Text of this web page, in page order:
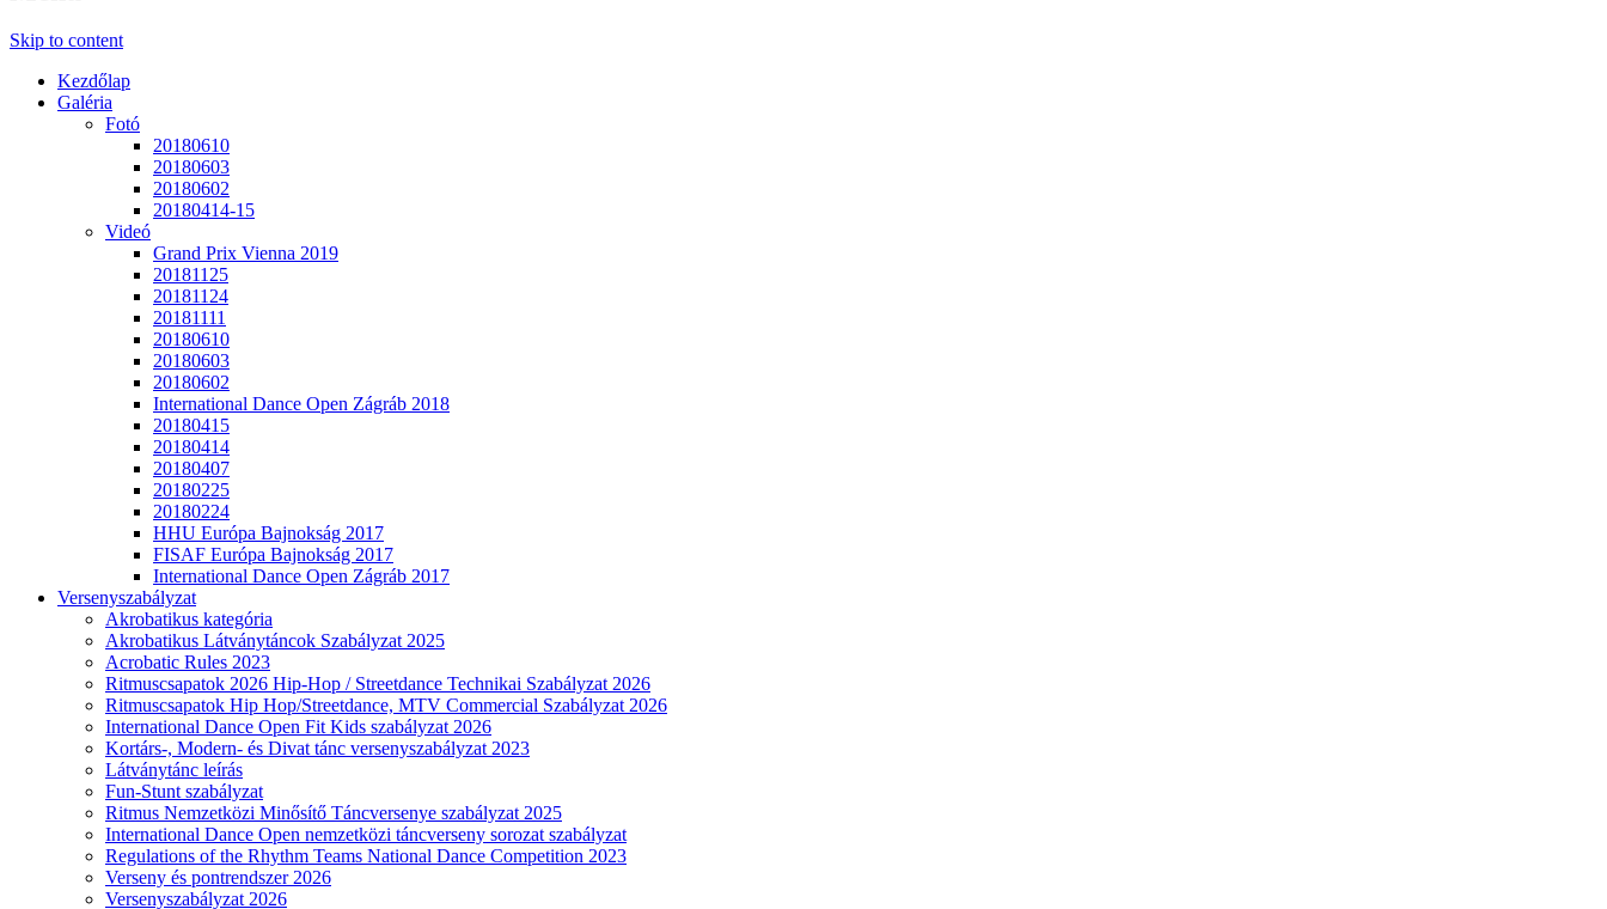
Skip to content
Kezdőlap
Galéria
Fotó
20180610
20180603
20180602
20180414-15
Videó
Grand Prix Vienna 2019
20181125
20181124
20181111
20180610
20180603
20180602
International Dance Open Zágráb 2018
20180415
20180414
20180407
20180225
20180224
HHU Európa Bajnokság 2017
FISAF Európa Bajnokság 2017
International Dance Open Zágráb 2017
Versenyszabályzat
Akrobatikus kategória
Akrobatikus Látványtáncok Szabályzat 2025
Acrobatic Rules 2023
Ritmuscsapatok 2026 Hip-Hop / Streetdance Technikai Szabályzat 2026
Ritmuscsapatok Hip Hop/Streetdance, MTV Commercial Szabályzat 2026
International Dance Open Fit Kids szabályzat 2026
Kortárs-, Modern- és Divat tánc versenyszabályzat 2023
Látványtánc leírás
Fun-Stunt szabályzat
Ritmus Nemzetközi Minősítő Táncversenye szabályzat 2025
International Dance Open nemzetközi táncverseny sorozat szabályzat
Regulations of the Rhythm Teams National Dance Competition 2023
Verseny és pontrendszer 2026
Versenyszabályzat 2026